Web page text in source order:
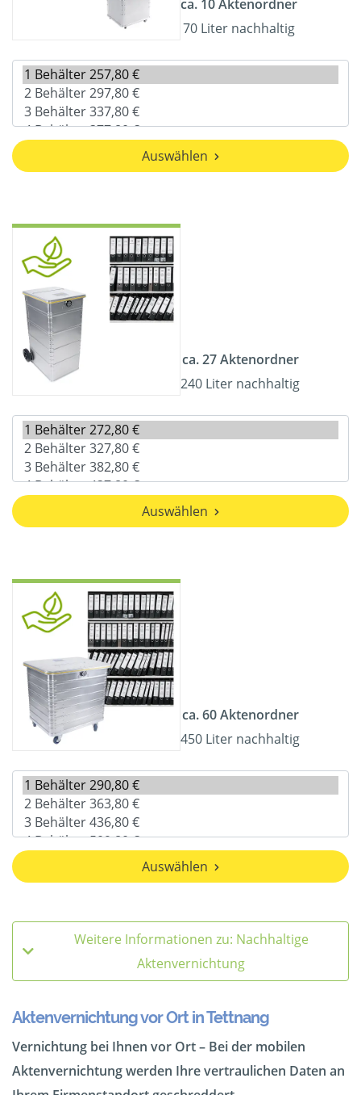
ca. 10 Aktenordner
70 Liter nachhaltig
Auswählen
ca. 27 Aktenordner
240 Liter nachhaltig
Auswählen
ca. 60 Aktenordner
450 Liter nachhaltig
Auswählen
Weitere Informationen zu: Nachhaltige
Aktenvernichtung
Aktenvernichtung vor Ort in Tettnang
Vernichtung bei Ihnen vor Ort – Bei der mobilen
Aktenvernichtung werden Ihre vertraulichen Daten an